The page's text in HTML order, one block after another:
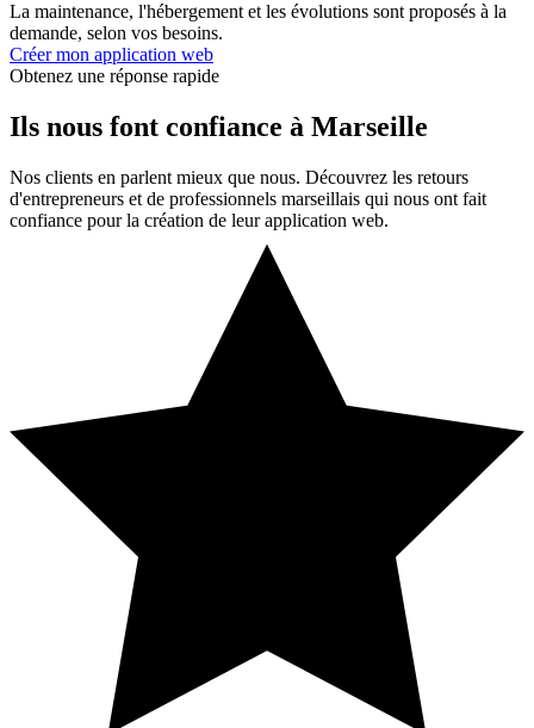
La maintenance, l'hébergement et les évolutions sont proposés à la
demande, selon vos besoins.
Créer mon application web
Obtenez une réponse rapide
Ils nous font confiance à Marseille
Nos clients en parlent mieux que nous. Découvrez les retours
d'entrepreneurs et de professionnels marseillais qui nous ont fait
confiance pour la création de leur application web.